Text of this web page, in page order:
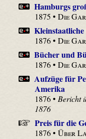
Hamburgs
1875 •Die
1876 •Die
Bücher und
1876 •Die
Aufzüge für
Amerika
1876 •Bericht
1876
Preis für die
1876 •Über